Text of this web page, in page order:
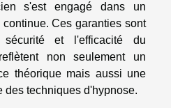
s'est engagé dans un
Ces garanties sont
et l'efficacité du
non seulement un
théorique mais aussi une
des techniques d'hypnose.